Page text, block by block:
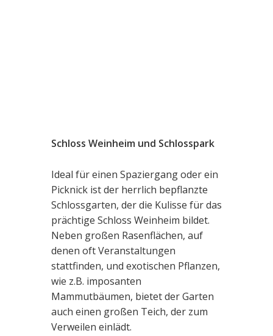
Schloss Weinheim und Schlosspark
Ideal für einen Spaziergang oder ein
Picknick ist der herrlich bepflanzte
Schlossgarten, der die Kulisse für das
prächtige Schloss Weinheim bildet.
Neben großen Rasenflächen, auf
denen oft Veranstaltungen
stattfinden, und exotischen Pflanzen,
wie z.B. imposanten
Mammutbäumen, bietet der Garten
auch einen großen Teich, der zum
Verweilen einlädt.